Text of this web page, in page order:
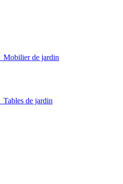
Mobilier de jardin
Tables de jardin